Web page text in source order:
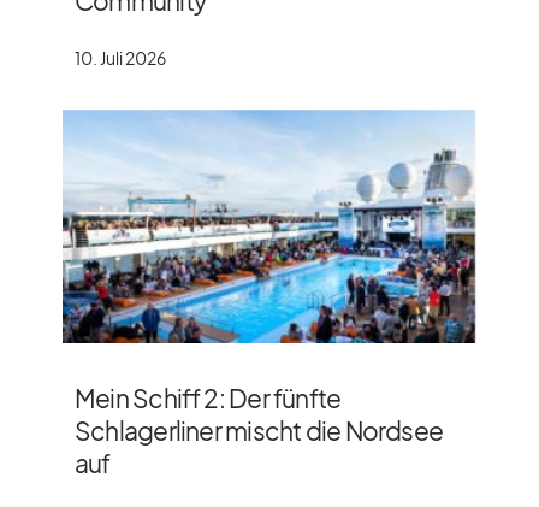
10. Juli 2026
Mein Schiff 2: Der fünfte
Schlagerliner mischt die Nordsee
auf